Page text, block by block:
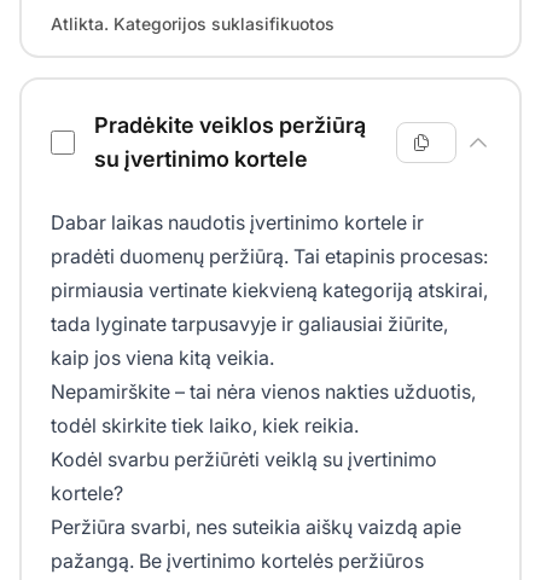
Atlikta. Kategorijos suklasifikuotos
Pradėkite veiklos peržiūrą
su įvertinimo kortele
Dabar laikas naudotis įvertinimo kortele ir
pradėti duomenų peržiūrą. Tai etapinis procesas:
pirmiausia vertinate kiekvieną kategoriją atskirai,
tada lyginate tarpusavyje ir galiausiai žiūrite,
kaip jos viena kitą veikia.
Nepamirškite – tai nėra vienos nakties užduotis,
todėl skirkite tiek laiko, kiek reikia.
Kodėl svarbu peržiūrėti veiklą su įvertinimo
kortele?
Peržiūra svarbi, nes suteikia aiškų vaizdą apie
pažangą. Be įvertinimo kortelės peržiūros